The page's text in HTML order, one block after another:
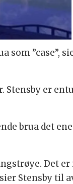
som ”case”,
er
brua det
Det
Stensby til